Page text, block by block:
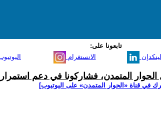
تابعونا على:
الانستغرام لينكدإن
الحوار المتمدن، فشاركونا في دعم
في قناة ‫«الحوار المتمدن» على اليوتيوب]